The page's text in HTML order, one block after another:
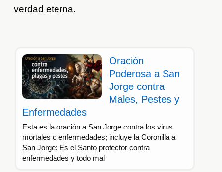
verdad eterna.
Oración
Poderosa a San
Jorge contra
Males, Pestes y
Enfermedades
Esta es la oración a San Jorge contra los virus
mortales o enfermedades; incluye la Coronilla a
San Jorge: Es el Santo protector contra
enfermedades y todo mal